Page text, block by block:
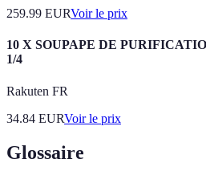
259.99 EURVoir le prix
10 X SOUPAPE DE
1/4
Rakuten FR
34.84 EURVoir le prix
Glossaire